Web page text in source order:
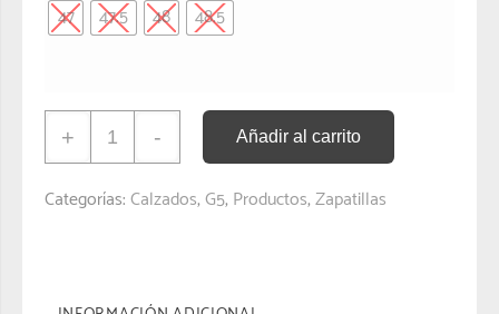
47
47.5 48 48.5
+ - Añadir al carrito
Categorías:Calzados,G5,Productos,Zapatillas